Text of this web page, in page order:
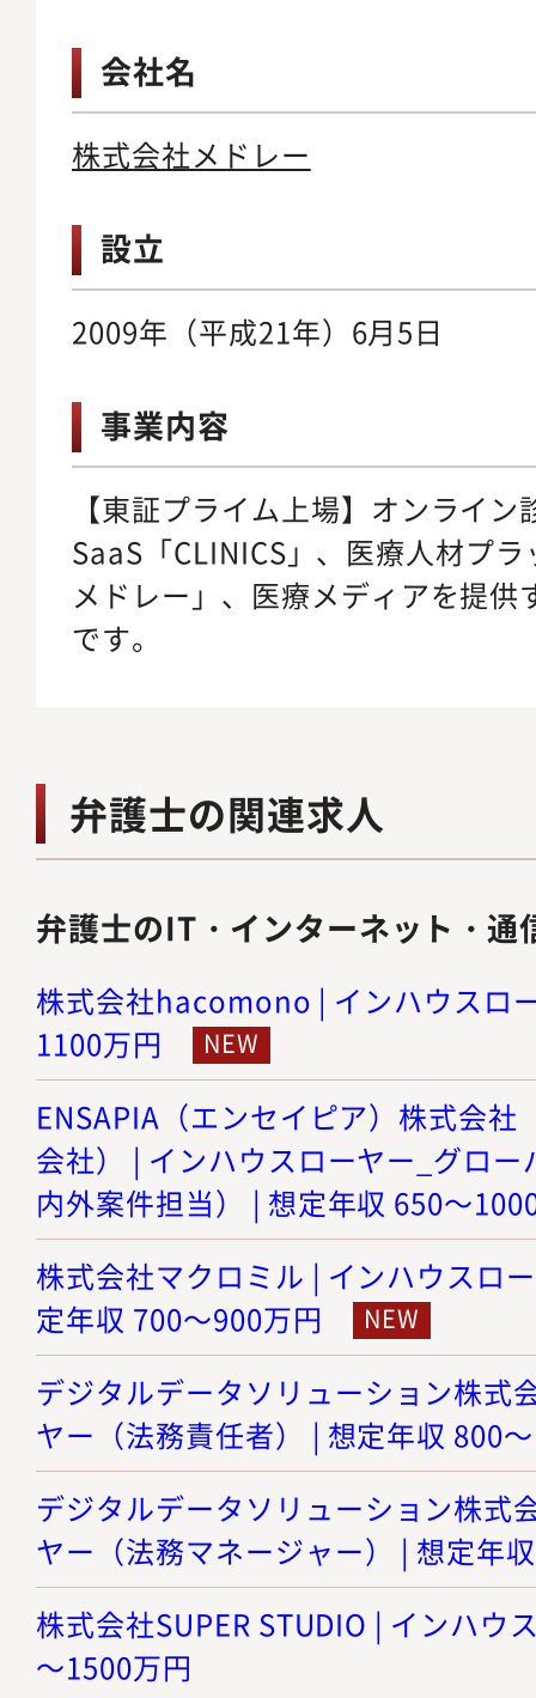
会社名
株式会社メドレー
設立
2009年（平成21年）6月5日
事業内容
【東証プライム上場】オンライン
SaaS「CLINICS」、医療人材プ
メドレー」、医療メディアを提供
です。
弁護士の関連求人
弁護士のIT・インターネット・通
株式会社hacomono | インハウスロ
1100万円
ENSAPIA（エンセイピア）株式会
会社） | インハウスローヤー_グロ
内外案件担当） | 想定年収 650～
株式会社マクロミル | インハウスロ
定年収 700～900万円
デジタルデータソリューション株式
ヤー（法務責任者） | 想定年収 800
デジタルデータソリューション株式
ヤー（法務マネージャー） | 想定年
株式会社SUPER STUDIO | インハウ
～1500万円